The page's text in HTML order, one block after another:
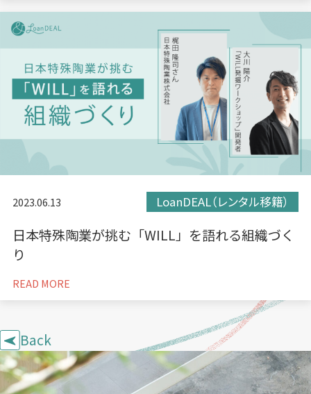
2023.06.13 LoanDEAL（レンタル移籍）
日本特殊陶業が挑む「WILL」を語れる組織づく
り
READ MORE
Back